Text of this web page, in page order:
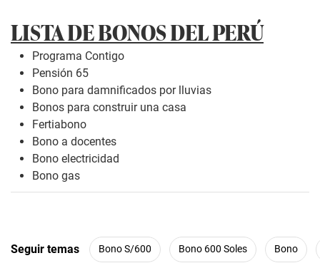
LISTA DE BONOS DEL PERÚ
Programa Contigo
Pensión 65
Bono para damnificados por lluvias
Bonos para construir una casa
Fertiabono
Bono a docentes
Bono electricidad
Bono gas
Seguir temas Bono S/600 Bono 600 Soles Bono